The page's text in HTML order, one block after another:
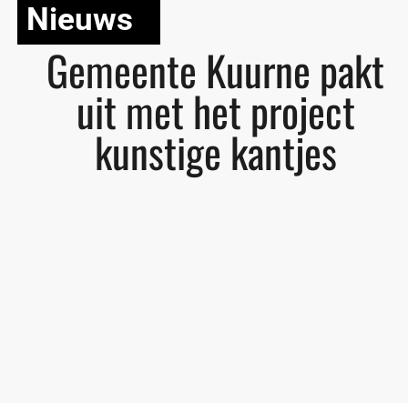
Nieuws
Gemeente Kuurne pakt
uit met het project
kunstige kantjes